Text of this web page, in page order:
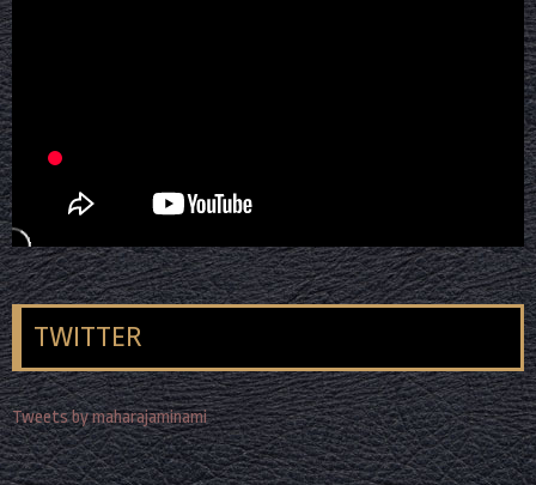
TWITTER
Tweets by maharajaminami